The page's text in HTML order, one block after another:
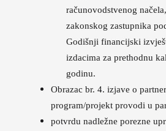
računovodstvenog
zakonskog zastupnika
Godišnji financijski
izdacima za prethodnu
godinu.
Obrazac br. 4. izjave o
program/projekt provodi u
potvrdu nadležne porezne